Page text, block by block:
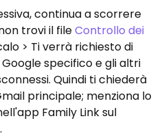
continua a scorrere
trovi il fileControllo dei
> Ti verrà richiesto di
specifico e gli altri
Quindi ti chiederà
principale; menziona lo
Family Link sul